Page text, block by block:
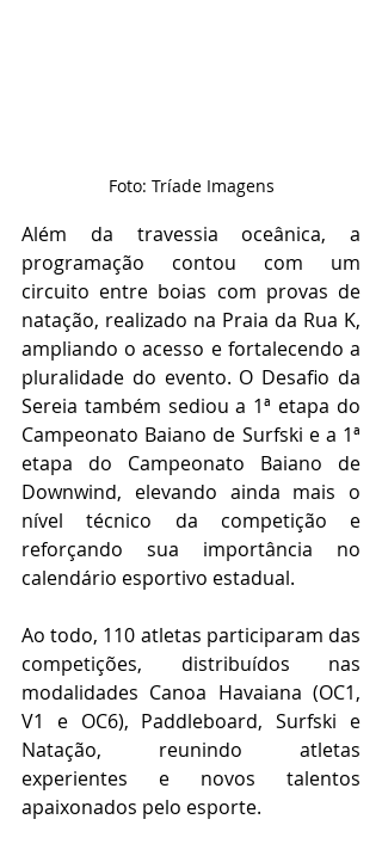
Foto: Tríade Imagens
Além da travessia oceânica, a
programação contou com um
circuito entre boias com provas de
natação, realizado na Praia da Rua K,
ampliando o acesso e fortalecendo a
pluralidade do evento. O Desafio da
Sereia também sediou a 1ª etapa do
Campeonato Baiano de Surfski e a 1ª
etapa do Campeonato Baiano de
Downwind, elevando ainda mais o
nível técnico da competição e
reforçando sua importância no
calendário esportivo estadual.
Ao todo, 110 atletas participaram das
competições, distribuídos nas
modalidades Canoa Havaiana (OC1,
V1 e OC6), Paddleboard, Surfski e
Natação, reunindo atletas
experientes e novos talentos
apaixonados pelo esporte.